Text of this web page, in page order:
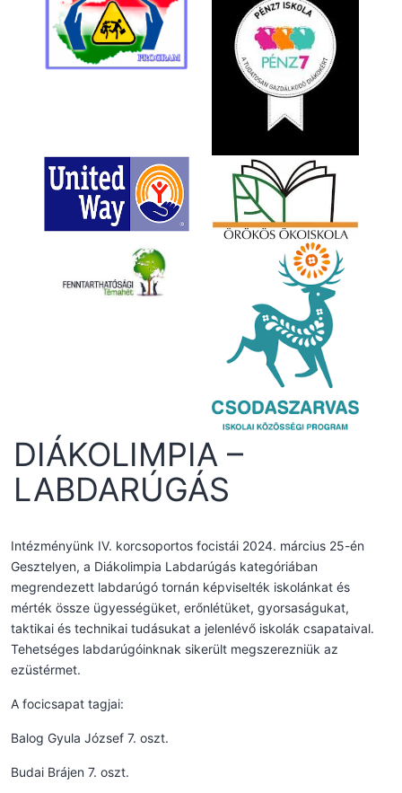
DIÁKOLIMPIA –
LABDARÚGÁS
Intézményünk IV. korcsoportos focistái 2024. március 25-én
Gesztelyen, a Diákolimpia Labdarúgás kategóriában
megrendezett labdarúgó tornán képviselték iskolánkat és
mérték össze ügyességüket, erőnlétüket, gyorsaságukat,
taktikai és technikai tudásukat a jelenlévő iskolák csapataival.
Tehetséges labdarúgóinknak sikerült megszerezniük az
ezüstérmet.
A focicsapat tagjai:
Balog Gyula József 7. oszt.
Budai Brájen 7. oszt.